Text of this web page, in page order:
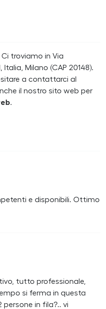
troviamo in Via
Milano (CAP 20148).
a contattarci al
il nostro sito web per
.
e disponibili. Ottimo
tutto professionale,
si ferma in questa
in fila?.. vi